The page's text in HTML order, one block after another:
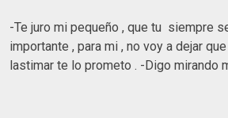
-Te juro mi pequeño , que tu siempre
importante , para mi , no voy a dejar
lastimar te lo prometo . -Digo mirando